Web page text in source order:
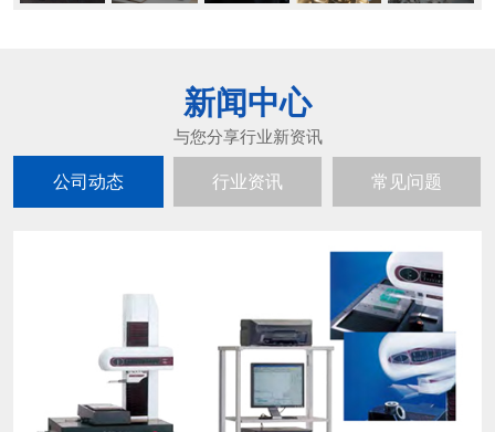
新闻中心
公司动态 行业资讯 常见问题